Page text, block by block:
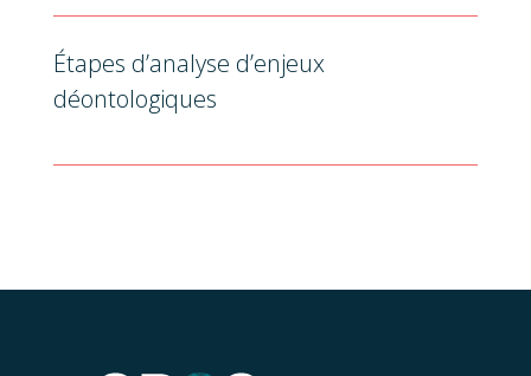
Étapes d’analyse d’enjeux
déontologiques